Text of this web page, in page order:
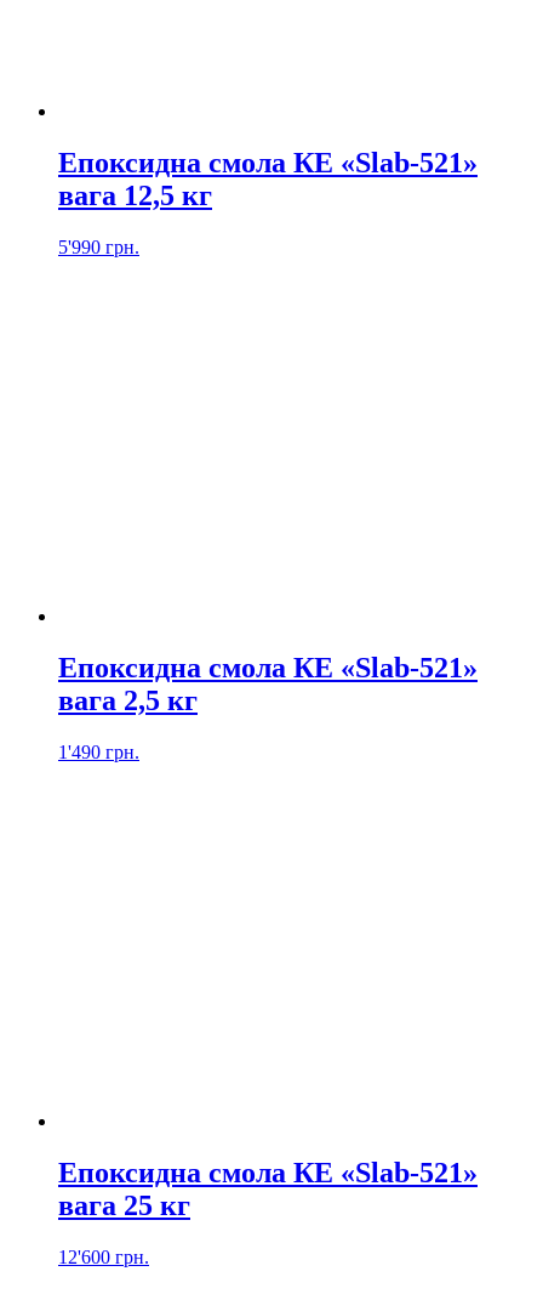
Епоксидна смола КЕ «Slab-521»
вага 12,5 кг
5'990 грн.
Епоксидна смола КЕ «Slab-521»
вага 2,5 кг
1'490 грн.
Епоксидна смола КЕ «Slab-521»
вага 25 кг
12'600 грн.